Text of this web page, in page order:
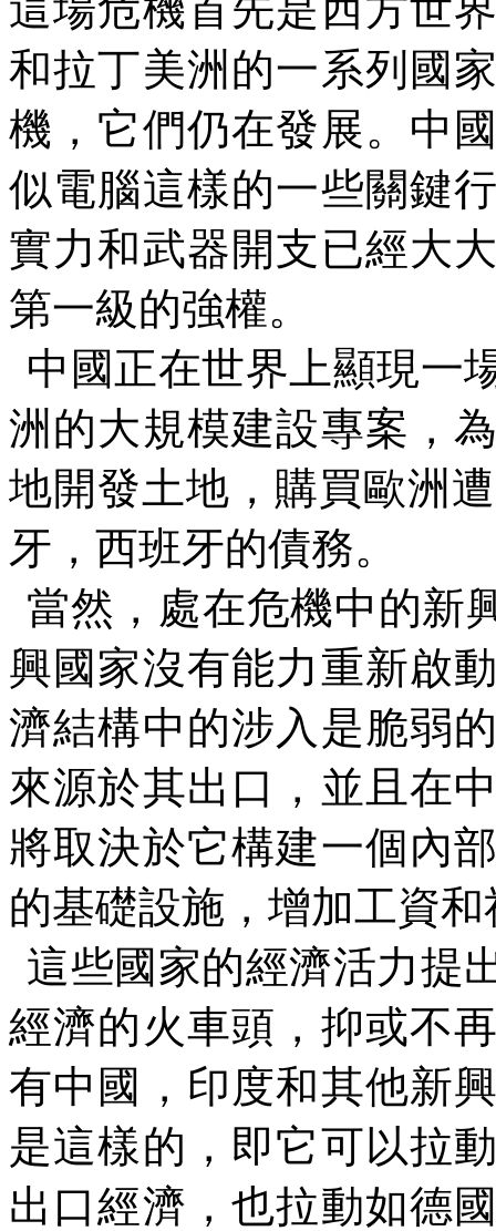
和拉丁美洲的一系列國
機，它們仍在發展。中
似電腦這樣的一些關鍵
實力和武器開支已經大
第一級的強權。
中國正在世界上顯現一
洲的大規模建設專案，
地開發土地，購買歐洲
牙，西班牙的債務。
當然，處在危機中的新
興國家沒有能力重新啟
濟結構中的涉入是脆弱
來源於其出口，並且在
將取決於它構建一個內
的基礎設施，增加工資
這些國家的經濟活力提
經濟的火車頭，抑或不
有中國，印度和其他新
是這樣的，即它可以拉
出口經濟，也拉動如德